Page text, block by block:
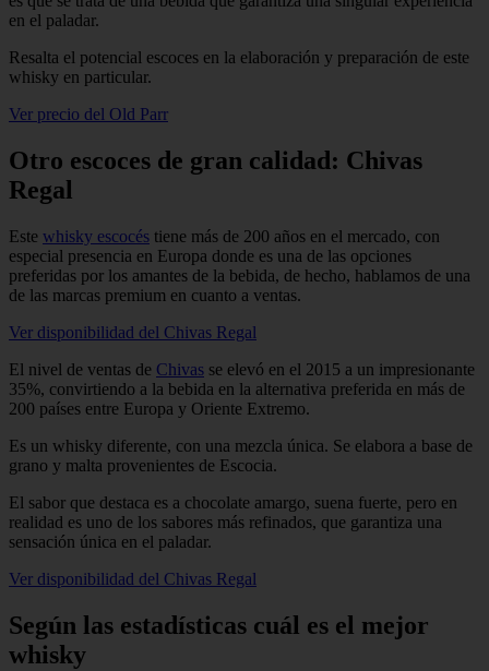
en el paladar.
Resalta el potencial escoces en la elaboración y preparación de este
whisky en particular.
Ver precio del Old Parr
Otro escoces de gran calidad: Chivas
Regal
Este whisky escocés tiene más de 200 años en el mercado, con
especial presencia en Europa donde es una de las opciones
preferidas por los amantes de la bebida, de hecho, hablamos de una
de las marcas premium en cuanto a ventas.
Ver disponibilidad del Chivas Regal
El nivel de ventas de Chivas se elevó en el 2015 a un impresionante
35%, convirtiendo a la bebida en la alternativa preferida en más de
200 países entre Europa y Oriente Extremo.
Es un whisky diferente, con una mezcla única. Se elabora a base de
grano y malta provenientes de Escocia.
El sabor que destaca es a chocolate amargo, suena fuerte, pero en
realidad es uno de los sabores más refinados, que garantiza una
sensación única en el paladar.
Ver disponibilidad del Chivas Regal
Según las estadísticas cuál es el mejor
whisky